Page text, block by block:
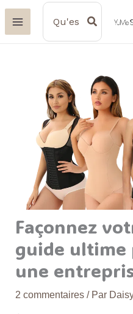
Aller
contenu
Search
for:
Façonnez
guide ultime
une
2 commentaires / Par